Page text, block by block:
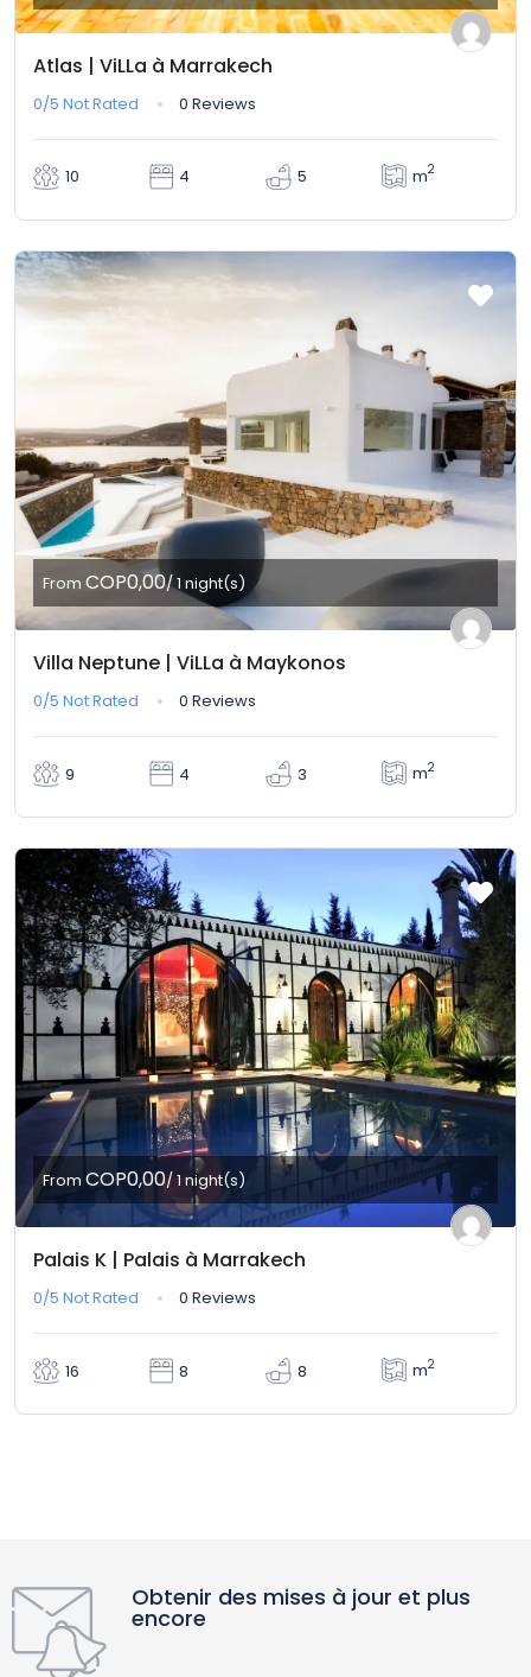
Atlas | ViLLa à Marrakech
0/5 Not Rated 0 Reviews
10 4 5 m2
From COP0,00/ 1 night(s)
Villa Neptune | ViLLa à Maykonos
0/5 Not Rated 0 Reviews
9 4 3 m2
From COP0,00/ 1 night(s)
Palais K | Palais à Marrakech
0/5 Not Rated 0 Reviews
16 8 8 m2
Obtenir des mises à jour et plus
encore